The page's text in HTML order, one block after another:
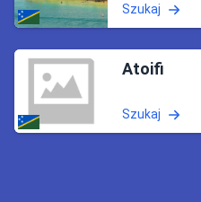
Szukaj
Atoifi
Szukaj